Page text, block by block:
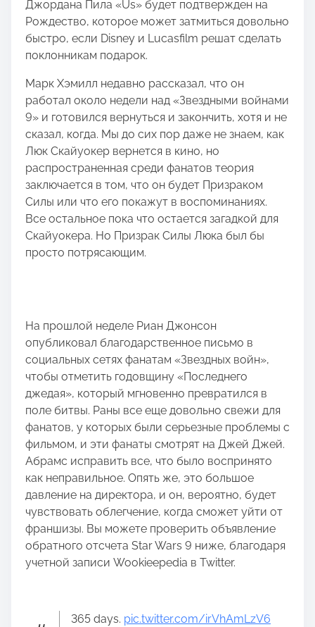
Джордана Пила «Us» будет подтвержден на
Рождество, которое может затмиться довольно
быстро, если Disney и Lucasfilm решат сделать
поклонникам подарок.
Марк Хэмилл недавно рассказал, что он
работал около недели над «Звездными войнами
9» и готовился вернуться и закончить, хотя и не
сказал, когда. Мы до сих пор даже не знаем, как
Люк Скайуокер вернется в кино, но
распространенная среди фанатов теория
заключается в том, что он будет Призраком
Силы или что его покажут в воспоминаниях.
Все остальное пока что остается загадкой для
Скайуокера. Но Призрак Силы Люка был бы
просто потрясающим.
На прошлой неделе Риан Джонсон
опубликовал благодарственное письмо в
социальных сетях фанатам «Звездных войн»,
чтобы отметить годовщину «Последнего
джедая», который мгновенно превратился в
поле битвы. Раны все еще довольно свежи для
фанатов, у которых были серьезные проблемы с
фильмом, и эти фанаты смотрят на Джей Джей.
Абрамс исправить все, что было воспринято
как неправильное. Опять же, это большое
давление на директора, и он, вероятно, будет
чувствовать облегчение, когда сможет уйти от
франшизы. Вы можете проверить объявление
обратного отсчета Star Wars 9 ниже, благодаря
учетной записи Wookieepedia в Twitter.
365 days. pic.twitter.com/irVhAmLzV6